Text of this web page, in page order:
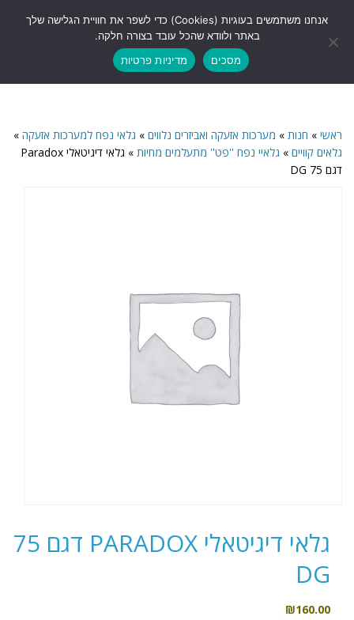
תפריט
ראשי » חנות » מערכות אזעקה ואביזרים נלווים » גלאי נפח למערכות אזעקה »
גלאים קוויים » גלאיי נפח ''פט'' מתעלמים מחיות »
גלאי דיגיטאלי Paradox
דגם 75 DG
גלאי דיגיטאלי PARADOX דגם 75
DG
₪160.00
אנחנו משתמשים בעוגיות (Cookies) כדי לשפר את חוויית הגלישה שלך
באתר ולוודא שהכל עובד בצורה חלקה.
מסכים
מדיניות פרטיות